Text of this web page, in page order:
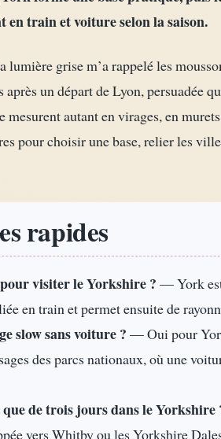
en train et voiture selon la saison.
grise m’a rappelé les
après un départ de Lyon, persuadée
autant en virages, en
pour choisir une base, relier les
rapides
visiter le Yorkshire ? — York
en train et permet ensuite de
slow sans voiture ? — Oui pour
des parcs nationaux, où une
de trois jours dans le Yorkshire
vers Whitby ou les Yorkshire